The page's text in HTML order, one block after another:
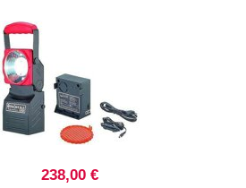
238,00 €